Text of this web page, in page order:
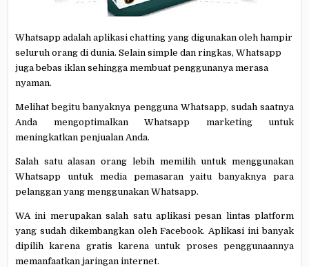
Whatsapp adalah aplikasi chatting yang digunakan oleh hampir
seluruh orang di dunia. Selain simple dan ringkas, Whatsapp
juga bebas iklan sehingga membuat penggunanya merasa
nyaman.
Melihat begitu banyaknya pengguna Whatsapp, sudah saatnya
Anda mengoptimalkan Whatsapp marketing untuk
meningkatkan penjualan Anda.
Salah satu alasan orang lebih memilih untuk menggunakan
Whatsapp untuk media pemasaran yaitu banyaknya para
pelanggan yang menggunakan Whatsapp.
WA ini merupakan salah satu aplikasi pesan lintas platform
yang sudah dikembangkan oleh Facebook. Aplikasi ini banyak
dipilih karena gratis karena untuk proses penggunaannya
memanfaatkan jaringan internet.